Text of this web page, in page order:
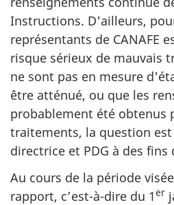
Instructions. D'ailleurs,
représentants de CANAFE
risque sérieux de mauvais
ne sont pas en mesure
être atténué, ou que les
probablement été obtenus
traitements, la question
directrice et PDG à des fins
Au cours de la période
rapport, c’est-à-dire du 1er